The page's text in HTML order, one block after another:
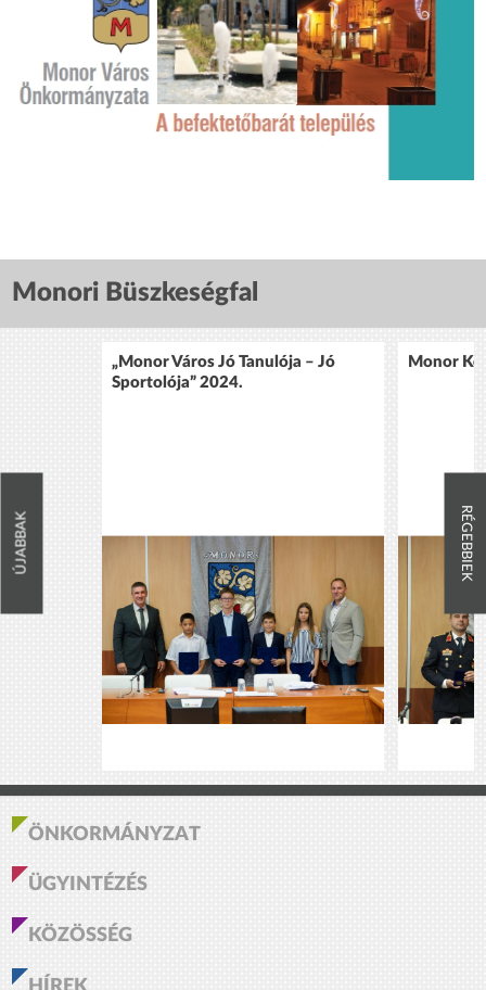
Monori Büszkeségfal
ÚJABBAK
„Monor Város Jó Tanulója – Jó
Sportolója” 2024.
Monor
RÉGEBBIEK
ÖNKORMÁNYZAT
ÜGYINTÉZÉS
KÖZÖSSÉG
HÍREK